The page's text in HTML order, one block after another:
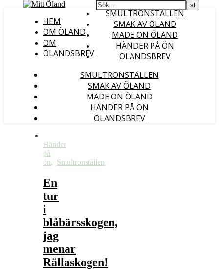
HEM
OM ÖLAND
OM
ÖLANDSBREV
SMULTRONSTÄLLEN
SMAK AV ÖLAND
MADE ON ÖLAND
HÄNDER PÅ ÖN
ÖLANDSBREV
SMULTRONSTÄLLEN
SMAK AV ÖLAND
MADE ON ÖLAND
HÄNDER PÅ ÖN
ÖLANDSBREV
Händer
på
ön, Smultronställen
En
tur
i
blåbärsskogen,
jag
menar
Rällaskogen!